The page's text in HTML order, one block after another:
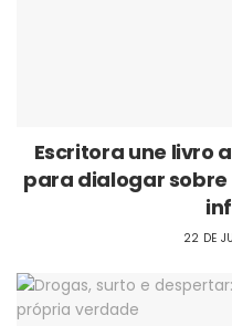
Escritora une livro
para dialogar
22 DE